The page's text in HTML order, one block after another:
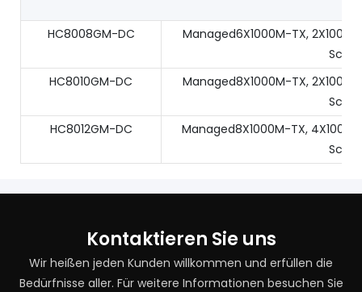
HC8008GM-DC
Managed6X1000M-TX,
HC8010GM-DC
Managed8X1000M-TX,
HC8012GM-DC
Managed8X1000M-TX,
Kontaktieren Sie uns
Wir heißen jeden Kunden willkommen und erfüllen die
Bedürfnisse aller. Für weitere Informationen besuchen Sie